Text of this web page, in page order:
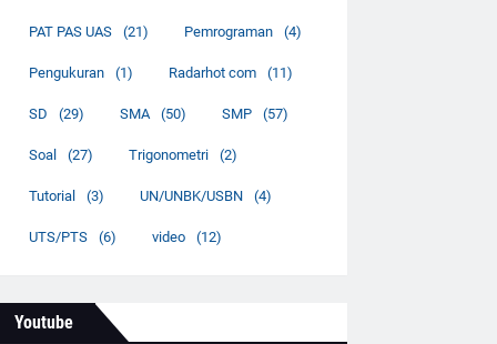
PAT PAS UAS (21) Pemrograman (4)
Pengukuran (1) Radarhot com (11)
SD (29) SMA (50) SMP (57)
Soal (27) Trigonometri (2)
Tutorial (3) UN/UNBK/USBN (4)
UTS/PTS (6) video (12)
Youtube